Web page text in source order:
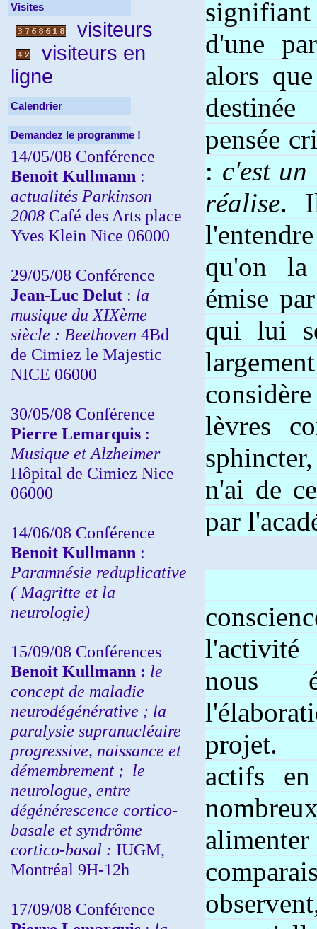
Visites
visiteurs
visiteurs en
ligne
Calendrier
Demandez le programme !
14/05/08 Conférence
Benoit Kullmann :
actualités Parkinson
2008 Café des Arts place
Yves Klein Nice 06000
29/05/08 Conférence
Jean-Luc Delut : la
musique du XIXème
siècle : Beethoven 4Bd
de Cimiez le Majestic
NICE 06000
30/05/08 Conférence
Pierre Lemarquis :
Musique et Alzheimer
Hôpital de Cimiez Nice
06000
14/06/08 Conférence
Benoit Kullmann :
Paramnésie reduplicative
( Magritte et la
neurologie)
15/09/08 Conférences
Benoit Kullmann : le
concept de maladie
neurodégénérative ; la
paralysie supranucléaire
progressive, naissance et
démembrement ; le
neurologue, entre
dégénérescence cortico-
basale et syndrôme
cortico-basal : IUGM,
Montréal 9H-12h
17/09/08 Conférence
d'une
alors
pensée
: c'est un
réalise.
qu'on
émise
qui lui
lèvres
n'ai de
par
l'activité
nous
projet.
actifs